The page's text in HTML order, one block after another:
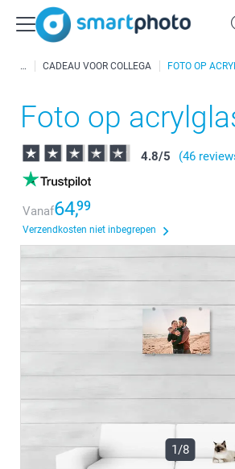
CADEAU VOOR COLLEGA FOTO OP
Foto op
4.8/5 (46
Vanaf64,99
Verzendkosten niet inbegrepen
1/8